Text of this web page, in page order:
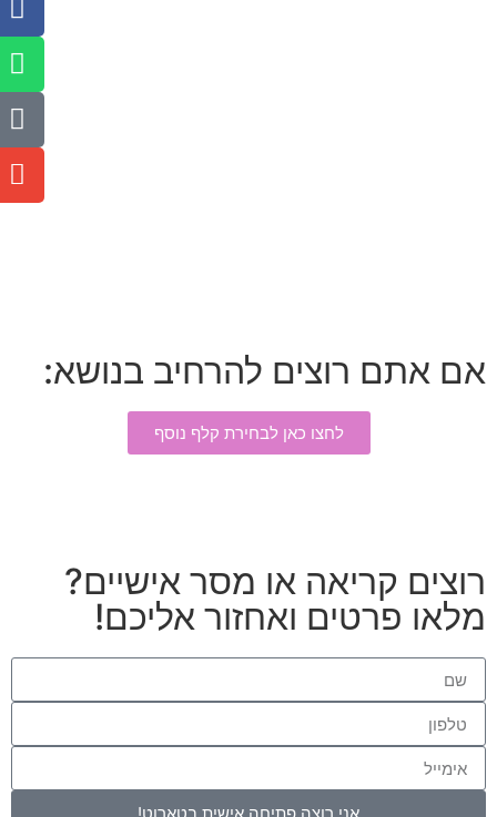
אם אתם רוצים להרחיב בנושא:
לחצו כאן לבחירת קלף נוסף
רוצים קריאה או מסר אישיים?
מלאו פרטים ואחזור אליכם!